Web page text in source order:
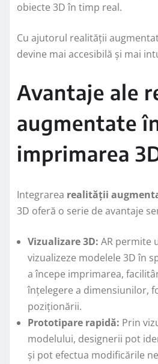
obiecte 3D în timp real.
Cu ajutorul realității
devine mai accesibilă și mai
Avantaje ale
augmentate
imprimarea
Integrarea realității
3D oferă o serie de avantaje
Vizualizare 3D: AR permite
vizualizeze modelele 3D în
a începe imprimarea,
înțelegere a dimensiunilor,
poziționării.
Prototipare rapidă: Prin
modelului, designerii pot
și pot efectua modificările